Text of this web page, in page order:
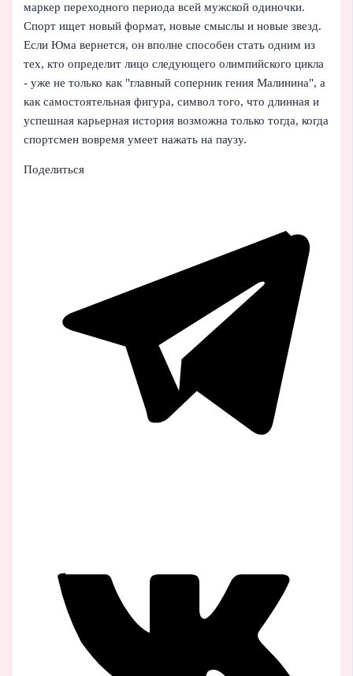
маркер переходного периода всей мужской одиночки.
Спорт ищет новый формат, новые смыслы и новые звезд.
Если Юма вернется, он вполне способен стать одним из
тех, кто определит лицо следующего олимпийского цикла
- уже не только как "главный соперник гения Малинина", а
как самостоятельная фигура, символ того, что длинная и
успешная карьерная история возможна только тогда, когда
спортсмен вовремя умеет нажать на паузу.
Поделиться